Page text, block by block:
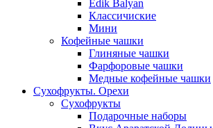
Edik Balyan
Классичиские
Мини
Кофейные чашки
Глиняные чашки
Фарфоровые чашки
Медные кофейные чашки
Сухофрукты. Орехи
Сухофрукты
Подарочные наборы